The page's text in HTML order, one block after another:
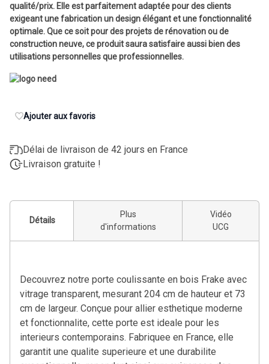
qualité/prix. Elle est parfaitement adaptée pour des clients
exigeant une fabrication un design élégant et une fonctionnalité
optimale. Que ce soit pour des projets de rénovation ou de
construction neuve, ce produit saura satisfaire aussi bien des
utilisations personnelles que professionnelles.
Ajouter aux favoris
Délai de livraison de 42 jours en France
Livraison gratuite !
Détails
Plus
d'informations
Vidéo
UCG
Decouvrez notre porte coulissante en bois Frake avec
vitrage transparent, mesurant 204 cm de hauteur et 73
cm de largeur. Conçue pour allier esthetique moderne
et fonctionnalite, cette porte est ideale pour les
interieurs contemporains. Fabriquee en France, elle
garantit une qualite superieure et une durabilite